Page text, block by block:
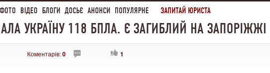
ФОТО ВІДЕО БЛОГИ ДОСЬЄ АНОНСИ ПОПУЛЯРНЕ ЗАПИТАЙ ЮРИСТА
УКРАЇНУ 118 БПЛА. Є ЗАГИБЛИЙ НА ЗАПОРІЖЖІ
Коментарів:0 1